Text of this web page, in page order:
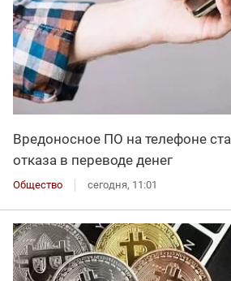
Вредоносное ПО на телефоне
отказа в переводе денег
Общество сегодня, 11:01